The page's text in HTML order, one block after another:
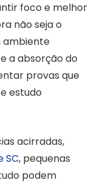
foco e melhor
não seja o
ambiente
a absorção do
provas que
estudo
acirradas,
SC, pequenas
podem